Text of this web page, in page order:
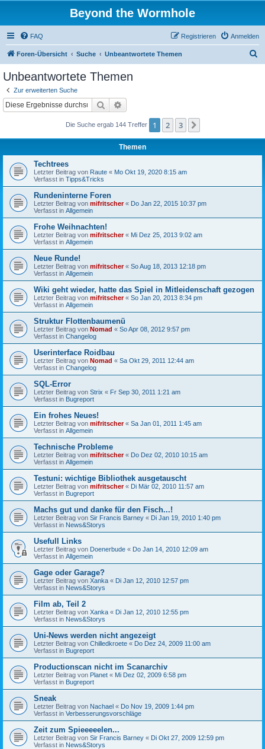
Beyond the Wormhole
FAQ Anmelden
Registrieren
Foren-Übersicht Suche Unbeantwortete Themen
Unbeantwortete Themen
Zur erweiterten Suche
Suche
Die Suche ergab 144 Treffer 1 2 3
Themen
Techtrees
Letzter Beitrag von Raute « Mo Okt 19, 2020 8:15 am
Verfasst in Tipps&Tricks
Rundeninterne Foren
Letzter Beitrag von mifritscher« Do Jan 22, 2015 10:37 pm
Verfasst in Allgemein
Frohe Weihnachten!
Letzter Beitrag von mifritscher« Mi Dez 25, 2013 9:02 am
Verfasst in Allgemein
Neue Runde!
Letzter Beitrag von mifritscher« So Aug 18, 2013 12:18 pm
Verfasst in Allgemein
Wiki geht wieder, hatte das Spiel in Mitleidenschaft gezogen
Letzter Beitrag von mifritscher« So Jan 20, 2013 8:34 pm
Verfasst in Allgemein
Struktur Flottenbaumenü
Letzter Beitrag von Nomad « So Apr 08, 2012 9:57 pm
Verfasst in Changelog
Userinterface Roidbau
Letzter Beitrag von Nomad « Sa Okt 29, 2011 12:44 am
Verfasst in Changelog
SQL-Error
Letzter Beitrag von Strix « Fr Sep 30, 2011 1:21 am
Verfasst in Bugreport
Ein frohes Neues!
Letzter Beitrag von mifritscher« Sa Jan 01, 2011 1:45 am
Verfasst in Allgemein
Technische Probleme
Letzter Beitrag von mifritscher« Do Dez 02, 2010 10:15 am
Verfasst in Allgemein
Testuni: wichtige Bibliothek ausgetauscht
Letzter Beitrag von mifritscher« Di Mär 02, 2010 11:57 am
Verfasst in Bugreport
Machs gut und danke für den Fisch...!
Letzter Beitrag von Sir Francis Barney « Di Jan 19, 2010 1:40 pm
Verfasst in News&Storys
Usefull Links
Letzter Beitrag von Doenerbude « Do Jan 14, 2010 12:09 am
Verfasst in Allgemein
Gage oder Garage?
Letzter Beitrag von Xanka « Di Jan 12, 2010 12:57 pm
Verfasst in News&Storys
Film ab, Teil 2
Letzter Beitrag von Xanka « Di Jan 12, 2010 12:55 pm
Verfasst in News&Storys
Uni-News werden nicht angezeigt
Letzter Beitrag von Chilledkroete « Do Dez 24, 2009 11:00 am
Verfasst in Bugreport
Productionscan nicht im Scanarchiv
Letzter Beitrag von Planet « Mi Dez 02, 2009 6:58 pm
Verfasst in Bugreport
Sneak
Letzter Beitrag von Nachael « Do Nov 19, 2009 1:44 pm
Verfasst in Verbesserungsvorschläge
Zeit zum Spieeeeelen...
Letzter Beitrag von Sir Francis Barney « Di Okt 27, 2009 12:59 pm
Verfasst in News&Storys